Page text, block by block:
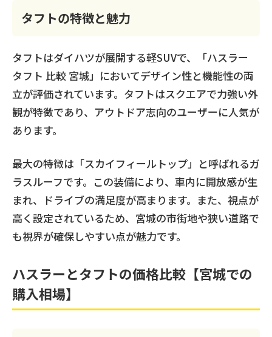
タフトの特徴と魅力
タフトはダイハツが展開する軽SUVで、「ハスラー
タフト 比較 宮城」においてデザイン性と機能性の両
立が評価されています。タフトはスクエアで力強い外
観が特徴であり、アウトドア志向のユーザーに人気が
あります。
最大の特徴は「スカイフィールトップ」と呼ばれるガ
ラスルーフです。この装備により、車内に開放感が生
まれ、ドライブの満足度が高まります。また、視点が
高く設定されているため、宮城の市街地や狭い道路で
も視界が確保しやすい点が魅力です。
ハスラーとタフトの価格比較【宮城での
購入相場】